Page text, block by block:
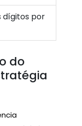
dígitos por
do